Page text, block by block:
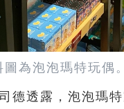
圖為泡泡瑪特玩偶
德透露，泡泡瑪